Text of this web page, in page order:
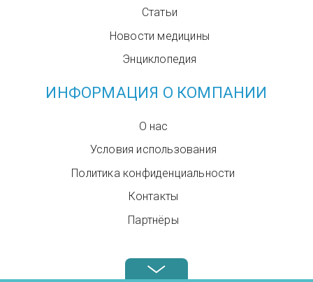
Статьи
Новости медицины
Энциклопедия
ИНФОРМАЦИЯ О КОМПАНИИ
О нас
Условия использования
Политика конфиденциальности
Контакты
Партнёры